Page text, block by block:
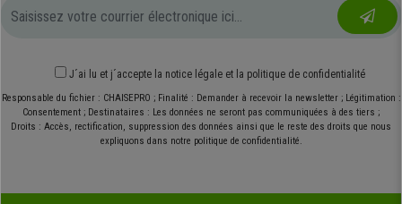
J´ai lu et j´accepte la notice légale et la politique de confidentialité
Responsable du fichier : CHAISEPRO ; Finalité : Demander à recevoir la newsletter ; Légitimation :
Consentement ; Destinataires : Les données ne seront pas communiquées à des tiers ;
Droits : Accès, rectification, suppression des données ainsi que le reste des droits que nous
expliquons dans notre politique de confidentialité.